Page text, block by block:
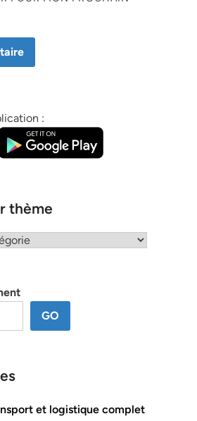
:
thème
GO
et logistique complet